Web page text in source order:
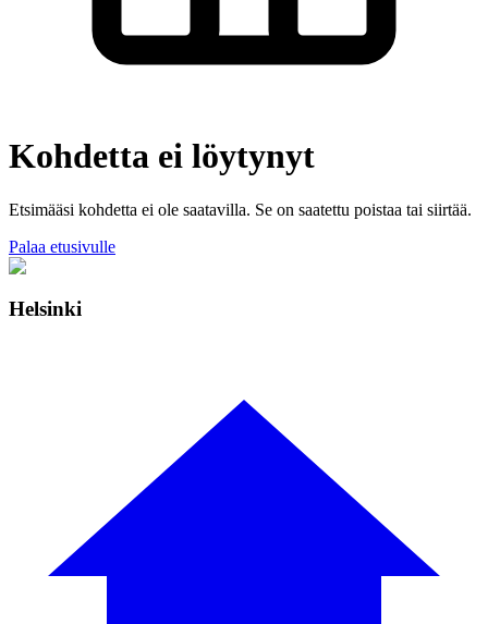
Kohdetta ei löytynyt
Etsimääsi kohdetta ei ole saatavilla. Se on saatettu poistaa tai siirtää.
Palaa etusivulle
Helsinki